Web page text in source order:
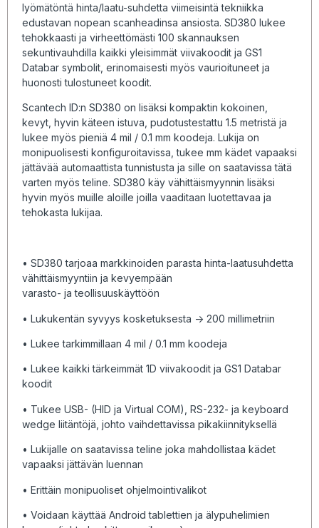
lyömätöntä hinta/laatu-suhdetta viimeisintä tekniikka
edustavan nopean scanheadinsa ansiosta. SD380 lukee
tehokkaasti ja virheettömästi 100 skannauksen
sekuntivauhdilla kaikki yleisimmät viivakoodit ja GS1
Databar symbolit, erinomaisesti myös vaurioituneet ja
huonosti tulostuneet koodit.
Scantech ID:n SD380 on lisäksi kompaktin kokoinen,
kevyt, hyvin käteen istuva, pudotustestattu 1.5 metristä ja
lukee myös pieniä 4 mil / 0.1 mm koodeja. Lukija on
monipuolisesti konfiguroitavissa, tukee mm kädet vapaaksi
jättävää automaattista tunnistusta ja sille on saatavissa tätä
varten myös teline. SD380 käy vähittäismyynnin lisäksi
hyvin myös muille aloille joilla vaaditaan luotettavaa ja
tehokasta lukijaa.
• SD380 tarjoaa markkinoiden parasta hinta-laatusuhdetta
vähittäismyyntiin ja kevyempään
varasto- ja teollisuuskäyttöön
• Lukukentän syvyys kosketuksesta -> 200 millimetriin
• Lukee tarkimmillaan 4 mil / 0.1 mm koodeja
• Lukee kaikki tärkeimmät 1D viivakoodit ja GS1 Databar
koodit
• Tukee USB- (HID ja Virtual COM), RS-232- ja keyboard
wedge liitäntöjä, johto vaihdettavissa pikakiinnityksellä
• Lukijalle on saatavissa teline joka mahdollistaa kädet
vapaaksi jättävän luennan
• Erittäin monipuoliset ohjelmointivalikot
• Voidaan käyttää Android tablettien ja älypuhelimien